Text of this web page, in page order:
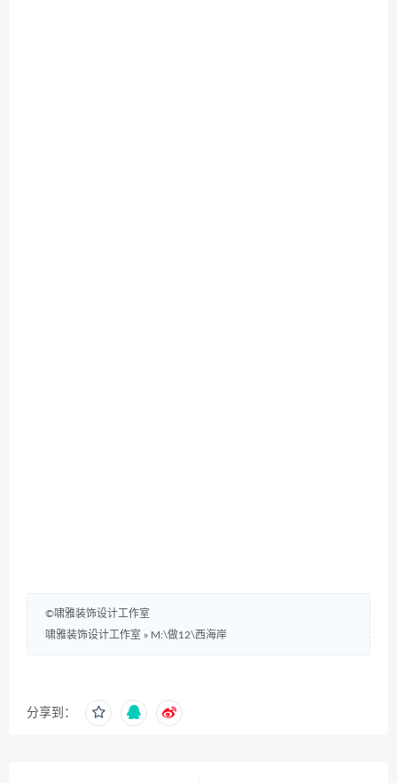
©啸雅装饰设计工作室
啸雅装饰设计工作室 » M:\做12\西海岸
分享到：